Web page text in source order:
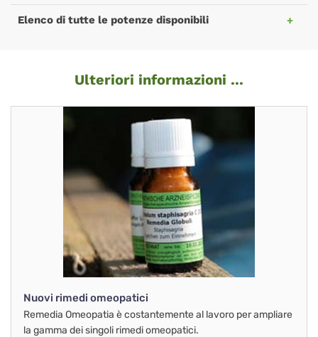
Elenco di tutte le potenze disponibili
Ulteriori informazioni ...
Nuovi rimedi omeopatici
Remedia Omeopatia è costantemente al lavoro per ampliare
la gamma dei singoli rimedi omeopatici.